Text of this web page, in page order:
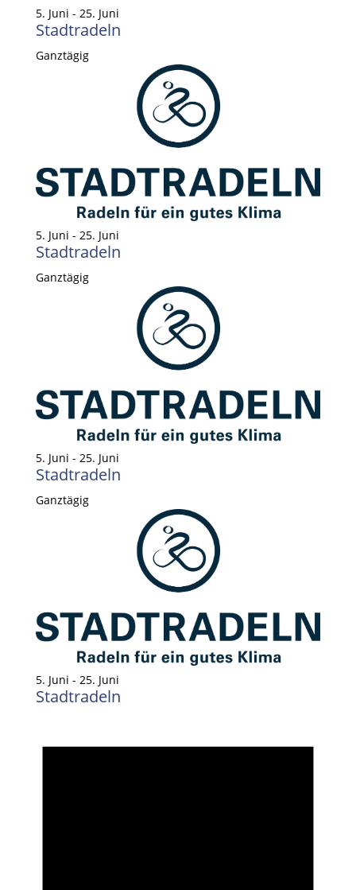
5. Juni - 25. Juni
Stadtradeln
Ganztägig
5. Juni - 25. Juni
Stadtradeln
Ganztägig
5. Juni - 25. Juni
Stadtradeln
Ganztägig
5. Juni - 25. Juni
Stadtradeln